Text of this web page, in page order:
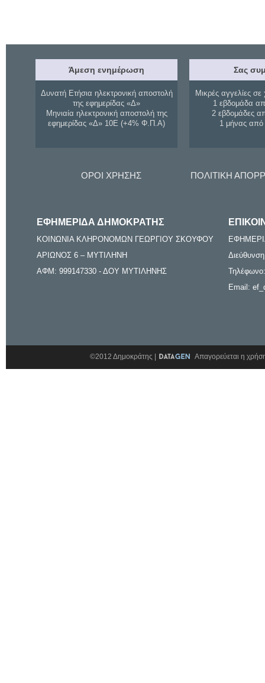
Άμεση ενημέρωση
Δυνατή Ετήσια ηλεκτρονική αποστολή
της εφημερίδας «Δ»
Μηνιαία ηλεκτρονική αποστολή της
εφημερίδας «Δ» 10Ε (+4% Φ.Π.Α)
Σας
Μικρές αγγελίες σε
1 εβδομάδα
2 εβδομάδες
1 μήνας
ΟΡΟΙ ΧΡΗΣΗΣ ΠΟΛΙΤΙΚΗ
ΕΦΗΜΕΡΙΔΑ ΔΗΜΟΚΡΑΤΗΣ
ΚΟΙΝΩΝΙΑ ΚΛΗΡΟΝΟΜΩΝ ΓΕΩΡΓΙΟΥ ΣΚΟΥΦΟΥ
ΑΡΙΩΝΟΣ 6 – ΜΥΤΙΛΗΝΗ
ΑΦΜ: 999147330 - ΔΟΥ ΜΥΤΙΛΗΝΗΣ
Email:
©2012 Δημοκράτης | Απαγορεύεται η